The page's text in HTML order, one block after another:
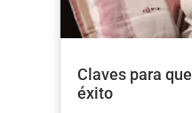
Claves para
éxito